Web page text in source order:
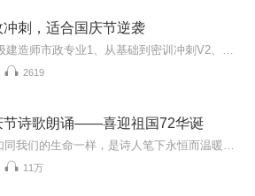
冲刺，适合国庆节逆袭
2619
节诗歌朗诵——喜迎祖国72华诞
11万